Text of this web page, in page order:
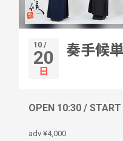
10 /
20
日
奏手候
OPEN 10:30 /
adv ¥4,000